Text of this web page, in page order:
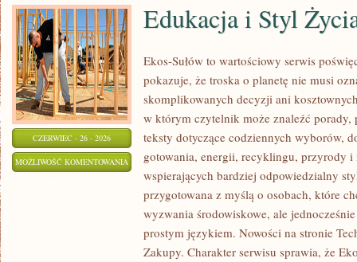
CZERWIEC - 26 - 2026
MOŻLIWOŚĆ KOMENTOWANIA EDUKACJA
STYL
ŻYCIA
Edukacja i Styl
Ekos-Sułów to wartościowy serwis
pokazuje, że troska o planetę nie musi
skomplikowanych decyzji ani
w którym czytelnik może znaleźć porady,
teksty dotyczące codziennych wyborów,
gotowania, energii, recyklingu, przyrody i
wspierających bardziej odpowiedzialny
przygotowana z myślą o osobach, które
wyzwania środowiskowe, ale
prostym językiem. Nowości na stronie
Zakupy. Charakter serwisu sprawia, że